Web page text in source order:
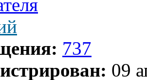
737
09